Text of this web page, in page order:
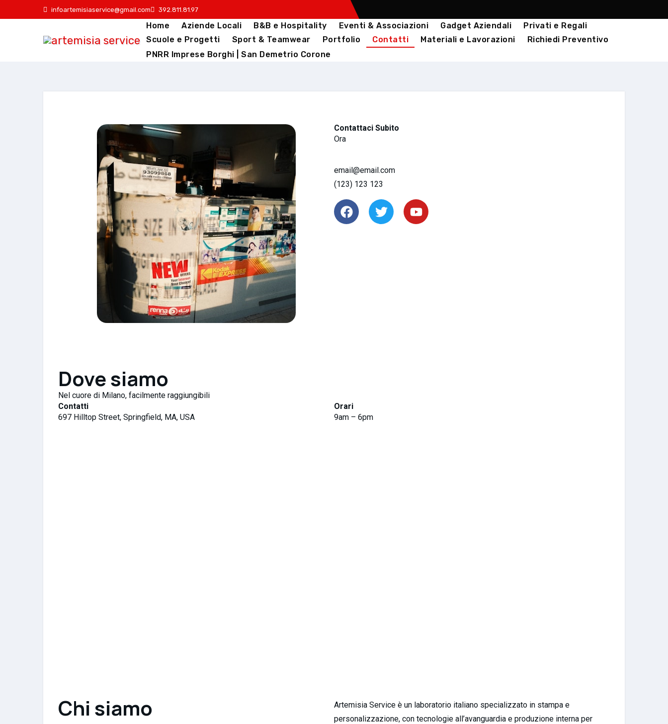
infoartemisiaservice@gmail.com 392.811.81.97
Home Aziende Locali B&B e Hospitality Eventi & Associazioni Gadget Aziendali
Privati e Regali
Scuole e Progetti
Sport & Teamwear Portfolio Contatti Materiali e Lavorazioni
Richiedi Preventivo
PNRR Imprese Borghi | San Demetrio Corone
Contattaci Subito
Ora
email@email.com
(123) 123 123
Dove siamo
Nel cuore di Milano, facilmente raggiungibili
Contatti
697 Hilltop Street, Springfield, MA, USA
Orari
9am – 6pm
Chi siamo
Artemisia Service è un laboratorio italiano specializzato in stampa e
personalizzazione, con tecnologie all’avanguardia e produzione interna per